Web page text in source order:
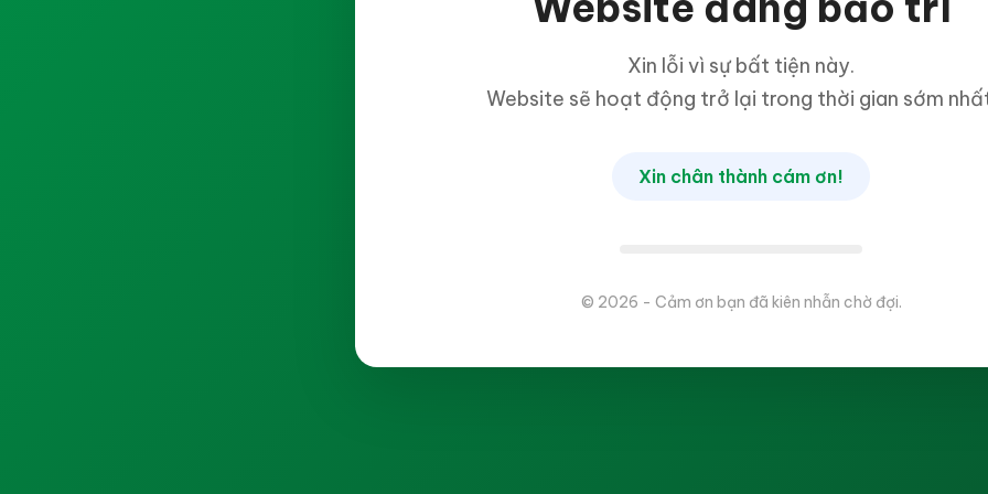
Xin lỗi vì sự bất tiện này.
Website sẽ hoạt động trở lại trong thời gian sớm
Xin chân thành cám ơn!
© 2026 - Cảm ơn bạn đã kiên nhẫn chờ đợi.